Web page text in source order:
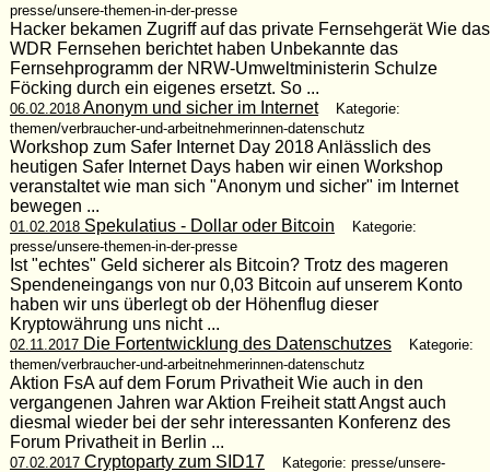
presse/unsere-themen-in-der-presse
Hacker bekamen Zugriff auf das private Fernsehgerät Wie das
WDR Fernsehen berichtet haben Unbekannte das
Fernsehprogramm der NRW-Umweltministerin Schulze
Föcking durch ein eigenes ersetzt. So ...
06.02.2018Anonym und sicher im Internet
Kategorie:
themen/verbraucher-und-arbeitnehmerinnen-datenschutz
Workshop zum Safer Internet Day 2018 Anlässlich des
heutigen Safer Internet Days haben wir einen Workshop
veranstaltet wie man sich "Anonym und sicher" im Internet
bewegen ...
01.02.2018Spekulatius - Dollar oder Bitcoin
Kategorie:
presse/unsere-themen-in-der-presse
Ist "echtes" Geld sicherer als Bitcoin? Trotz des mageren
Spendeneingangs von nur 0,03 Bitcoin auf unserem Konto
haben wir uns überlegt ob der Höhenflug dieser
Kryptowährung uns nicht ...
02.11.2017Die Fortentwicklung des Datenschutzes
Kategorie:
themen/verbraucher-und-arbeitnehmerinnen-datenschutz
Aktion FsA auf dem Forum Privatheit Wie auch in den
vergangenen Jahren war Aktion Freiheit statt Angst auch
diesmal wieder bei der sehr interessanten Konferenz des
Forum Privatheit in Berlin ...
07.02.2017Cryptoparty zum SID17
Kategorie: presse/unsere-